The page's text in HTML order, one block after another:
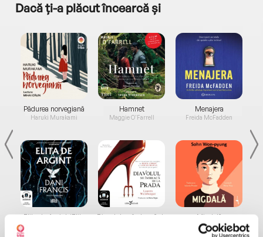
Dacă ți-a plăcut încearcă și
Pădurea norvegiană
Haruki Murakami
Elita de Argint (Elita
Hamnet
Maggie O'Farrell
Diavolul se îmbracă de
Menajera
Freida McFadden
Migdală
Sohn Won-pyung